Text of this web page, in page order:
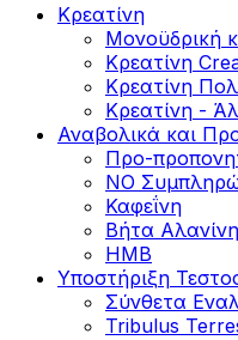
Κρεατίνη
Μονοϋδρική
Κρεατίνη
Κρεατίνη
Κρεατίνη -
Αναβολικά και
Προ-
ΝΟ
Καφεΐνη
Βήτα Αλανίνη
HMB
Υποστήριξη
Σύνθετα
Tribulus